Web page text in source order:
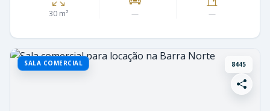
30 m² — —
SALA COMERCIAL 8445